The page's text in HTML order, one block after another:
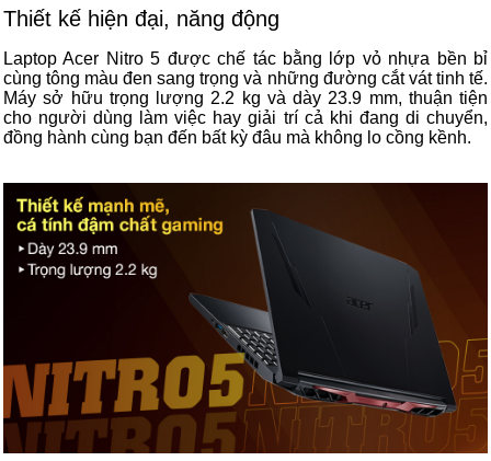
Thiết kế hiện đại, năng động
Laptop Acer Nitro 5 được chế tác bằng lớp vỏ nhựa bền bỉ
cùng tông màu đen sang trọng và những đường cắt vát tinh tế.
Máy sở hữu trọng lượng 2.2 kg và dày 23.9 mm, thuận tiện
cho người dùng làm việc hay giải trí cả khi đang di chuyển,
đồng hành cùng bạn đến bất kỳ đâu mà không lo cồng kềnh.